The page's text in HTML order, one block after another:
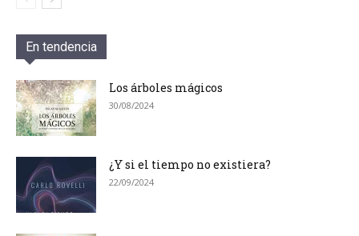
En tendencia
Los árboles mágicos
30/08/2024
¿Y si el tiempo no existiera?
22/09/2024